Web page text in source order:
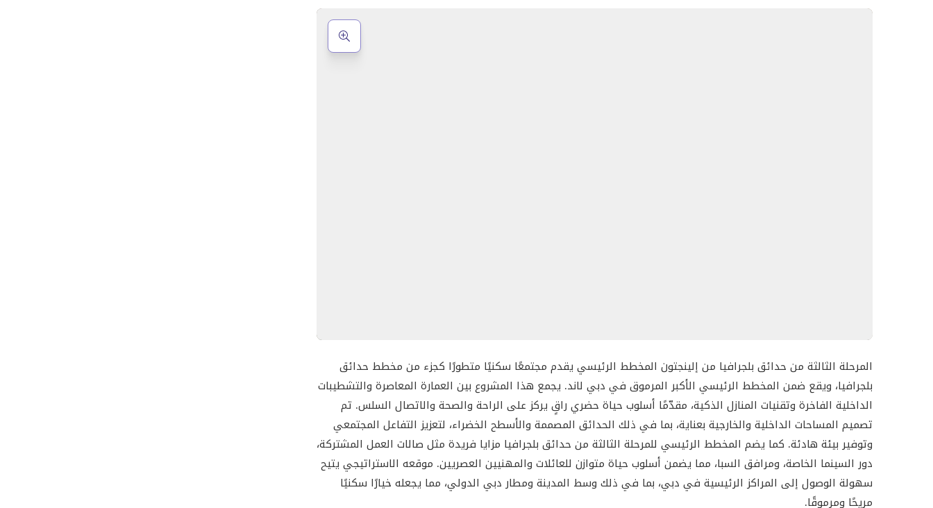
تاريخ التسليم
من المتوقع تسليم المشروع في 1 سبتمبر 2028
السعر الابتدائي
يبدأ السعر من 1,300,000 درهم إماراتي
المرحلة الثالثة من حدائق بلجرافيا من إلينجتون المخطط الرئيسي يقدم مجتمعًا سكنيًا متطورًا كجزء من مخطط حدائق
بلجرافيا، ويقع ضمن المخطط الرئيسي الأكبر المرموق في دبي لاند. يجمع هذا المشروع بين العمارة المعاصرة والتشطيبات
الداخلية الفاخرة وتقنيات المنازل الذكية، مقدّمًا أسلوب حياة حضري راقٍ يركز على الراحة والصحة والاتصال السلس. تم
تصميم المساحات الداخلية والخارجية بعناية، بما في ذلك الحدائق المصممة والأسطح الخضراء، لتعزيز التفاعل المجتمعي
وتوفير بيئة هادئة. كما يضم المخطط الرئيسي للمرحلة الثالثة من حدائق بلجرافيا مزايا فريدة مثل صالات العمل المشتركة،
دور السينما الخاصة، ومرافق السبا، مما يضمن أسلوب حياة متوازن للعائلات والمهنيين العصريين. موقعه الاستراتيجي يتيح
سهولة الوصول إلى المراكز الرئيسية في دبي، بما في ذلك وسط المدينة ومطار دبي الدولي، مما يجعله خيارًا سكنيًا
مريحًا ومرموقًا.